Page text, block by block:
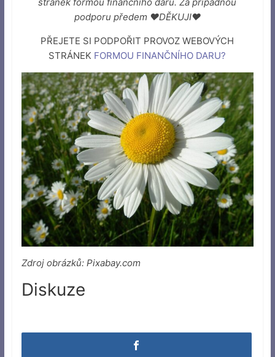
podporu předem ♥DĚKUJI♥
PŘEJETE SI PODPOŘIT PROVOZ WEBOVÝCH
STRÁNEK FORMOU FINANČNÍHO DARU?
Zdroj obrázků: Pixabay.com
Diskuze